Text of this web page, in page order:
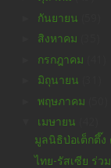
กันยายน
สิงหาคม
กรกฎาคม
มิถุนายน
พฤษภาคม
เมษายน
มูลนิธิป่อเต็กตึ๊ง
ไทย-รัสเซีย ร่ว